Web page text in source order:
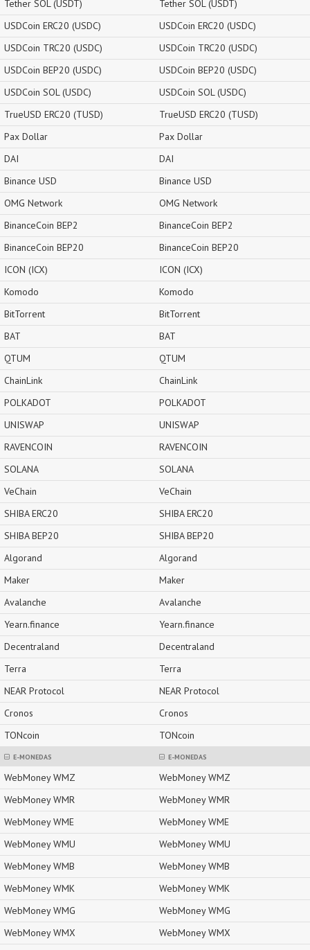
Tether SOL (USDT)
USDCoin ERC20 (USDC)
USDCoin TRC20 (USDC)
USDCoin BEP20 (USDC)
USDCoin SOL (USDC)
TrueUSD ERC20 (TUSD)
Pax Dollar
DAI
Binance USD
OMG Network
BinanceCoin BEP2
BinanceCoin BEP20
ICON (ICX)
Komodo
BitTorrent
BAT
QTUM
ChainLink
POLKADOT
UNISWAP
RAVENCOIN
SOLANA
VeChain
SHIBA ERC20
SHIBA BEP20
Algorand
Maker
Avalanche
Yearn.finance
Decentraland
Terra
NEAR Protocol
Cronos
TONcoin
E-MONEDAS
WebMoney WMZ
WebMoney WMR
WebMoney WME
WebMoney WMU
WebMoney WMB
WebMoney WMK
WebMoney WMG
WebMoney WMX
Tether SOL (USDT)
USDCoin ERC20 (USDC)
USDCoin TRC20 (USDC)
USDCoin BEP20 (USDC)
USDCoin SOL (USDC)
TrueUSD ERC20 (TUSD)
Pax Dollar
DAI
Binance USD
OMG Network
BinanceCoin BEP2
BinanceCoin BEP20
ICON (ICX)
Komodo
BitTorrent
BAT
QTUM
ChainLink
POLKADOT
UNISWAP
RAVENCOIN
SOLANA
VeChain
SHIBA ERC20
SHIBA BEP20
Algorand
Maker
Avalanche
Yearn.finance
Decentraland
Terra
NEAR Protocol
Cronos
TONcoin
E-MONEDAS
WebMoney WMZ
WebMoney WMR
WebMoney WME
WebMoney WMU
WebMoney WMB
WebMoney WMK
WebMoney WMG
WebMoney WMX